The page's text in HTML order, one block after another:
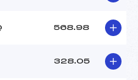
568.98
328.05